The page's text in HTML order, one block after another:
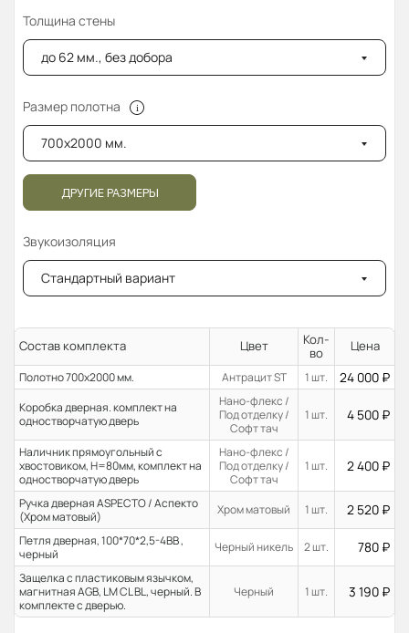
Толщина стены
до 62 мм., без добора
Размер полотна
700x2000 мм.
ДРУГИЕ РАЗМЕРЫ
Звукоизоляция
Стандартный вариант
Состав комплекта Цвет
Кол-
во
Цена
Полотно 700x2000 мм. Антрацит ST 1 шт. 24 000 ₽
Коробка дверная. комплект на
одностворчатую дверь
Нано-флекс /
Под отделку /
Софт тач
1 шт. 4 500 ₽
Наличник прямоугольный с
хвостовиком, H=80мм, комплект на
одностворчатую дверь
Нано-флекс /
Под отделку /
Софт тач
1 шт. 2 400 ₽
Ручка дверная ASPECTO / Аспекто
(Хром матовый)
Хром матовый 1 шт. 2 520 ₽
Петля дверная, 100*70*2,5-4ВВ ,
черный
Черный никель 2 шт. 780 ₽
Защелка с пластиковым язычком,
магнитная AGB, LM CL BL, черный. В
комплекте с дверью.
Черный 1 шт. 3 190 ₽